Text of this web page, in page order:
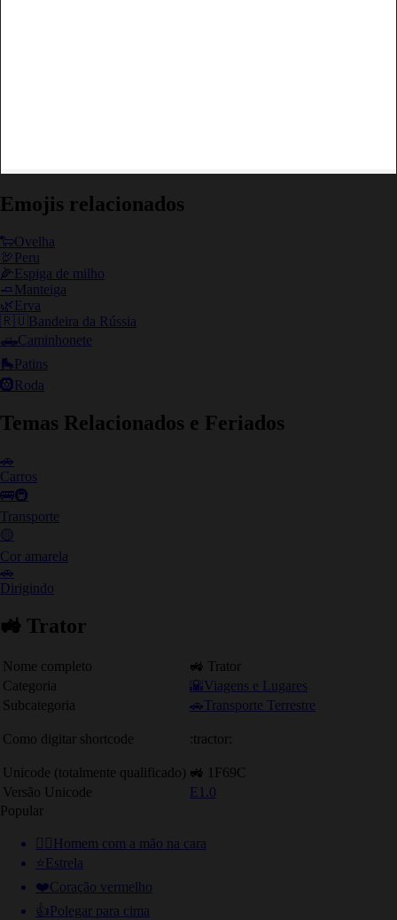
Emojis relacionados
🐑Ovelha
🦃 Peru
🌽Espiga de milho
🧈 Manteiga
🌿Erva
🇷🇺Bandeira da Rússia
🛻Caminhonete
🛼Patins
🛞Roda
Temas Relacionados e Feriados
🚗
Carros
🚌🚇
Transporte
🟡
Cor amarela
🚗
Dirigindo
🚜 Trator
Nome completo
🚜 Trator
Categoria
🌇Viagens e Lugares
Subcategoria
🚗Transporte Terrestre
Como digitar shortcode :tractor:
Unicode (totalmente qualificado) 🚜 1F69C
Versão Unicode
E1.0
Popular
🤦‍♂️ Homem com a mão na cara
⭐ Estrela
❤️Coração vermelho
👍Polegar para cima